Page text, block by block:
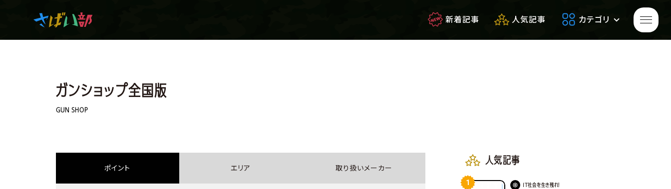
新着記事 人気記事 カテゴリ
マンガ・アニメを観て
生き残れ！
サバイバルゲーム サバゲー豆知識 サバゲーフィールドレビュー
ガンショップ全国版
GUN SHOP
ポイント エリア 取り扱いメーカー
人気記事
1 IT社会を生き残れ！